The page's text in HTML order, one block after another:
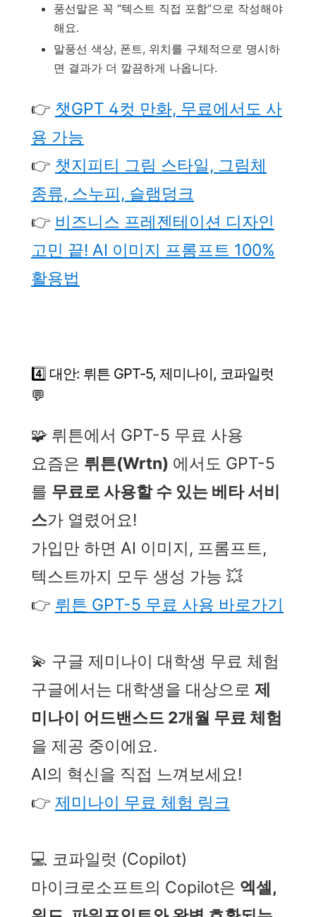
풍선말은 꼭 “텍스트 직접 포함”으로 작성해야
해요.
말풍선 색상, 폰트, 위치를 구체적으로 명시하
면 결과가 더 깔끔하게 나옵니다.
👉 챗GPT 4컷 만화, 무료에서도 사
용 가능
👉 챗지피티 그림 스타일, 그림체
종류, 스누피, 슬램덩크
👉 비즈니스 프레젠테이션 디자인
고민 끝! AI 이미지 프롬프트 100%
활용법
4️⃣ 대안: 뤼튼 GPT-5, 제미나이, 코파일럿
💬
🧩 뤼튼에서 GPT-5 무료 사용
요즘은 뤼튼(Wrtn) 에서도 GPT-5
를 무료로 사용할 수 있는 베타 서비
스가 열렸어요!
가입만 하면 AI 이미지, 프롬프트,
텍스트까지 모두 생성 가능 💥
👉 뤼튼 GPT-5 무료 사용 바로가기
💫 구글 제미나이 대학생 무료 체험
구글에서는 대학생을 대상으로 제
미나이 어드밴스드 2개월 무료 체험
을 제공 중이에요.
AI의 혁신을 직접 느껴보세요!
👉 제미나이 무료 체험 링크
💻 코파일럿 (Copilot)
마이크로소프트의 Copilot은 엑셀,